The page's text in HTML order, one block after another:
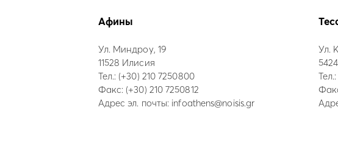
Афины
Ул. Миндроу, 19
11528 Илисия
Тел.: (+30) 210 7250800
Факс: (+30) 210 7250812
Адрес эл. почты: infoathens@noisis.gr
Ул.
Тел.: